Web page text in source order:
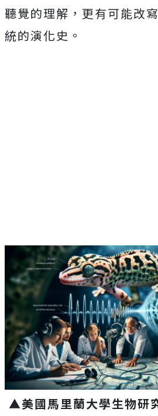
聽覺的理解，更有可能改寫
統的演化史。
▲美國馬里蘭大學生物研